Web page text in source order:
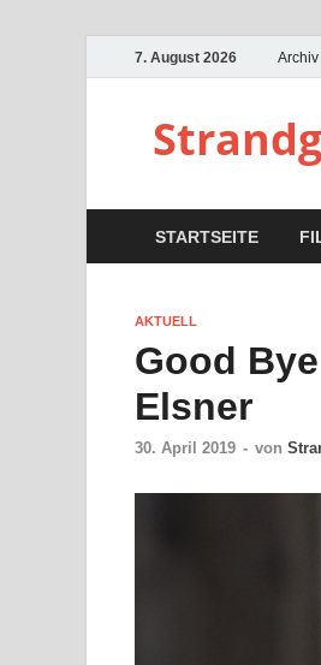
7. August 2026 Archiv
STARTSEITE
AKTUELL
Good
Elsner
30. April 2019 - von